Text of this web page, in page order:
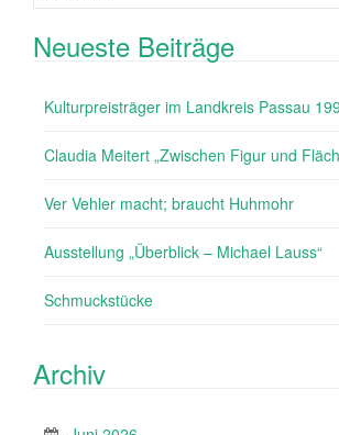
Neueste Beiträge
Kulturpreisträger im Landkreis Passau
Claudia Meitert „Zwischen Figur und
Ver Vehler macht; braucht Huhmohr
Ausstellung „Überblick – Michael Lauss“
Schmuckstücke
Archiv